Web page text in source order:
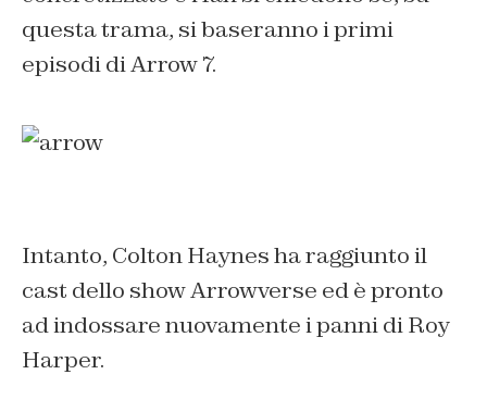
questa trama, si baseranno i primi
episodi di Arrow 7.
Intanto, Colton Haynes ha raggiunto il
cast dello show Arrowverse ed è pronto
ad indossare nuovamente i panni di Roy
Harper.